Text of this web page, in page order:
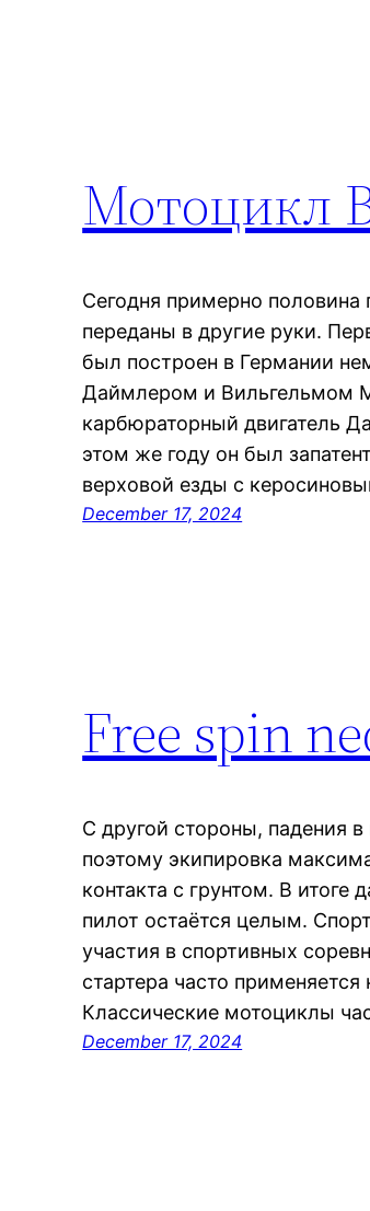
Мотоцикл
Сегодня примерно
переданы в другие руки.
был построен в Германии
Даймлером и Вильгельмом
карбюраторный двигатель
этом же году он был
верховой езды с
December 17, 2024
Free spin
С другой стороны, падения
поэтому экипировка
контакта с грунтом. В
пилот остаётся целым.
участия в спортивных
стартера часто
Классические мотоциклы
December 17, 2024